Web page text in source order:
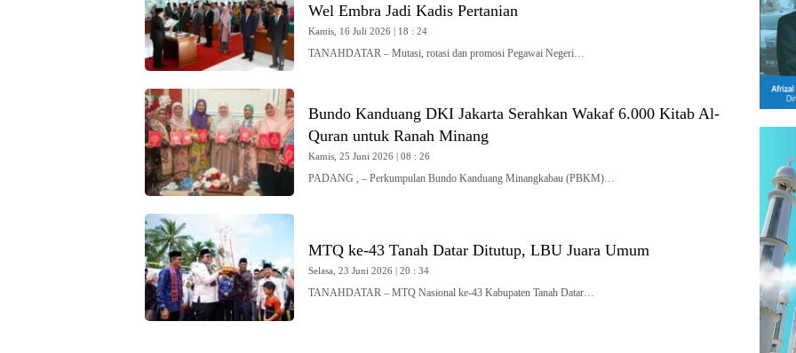
Wel Embra Jadi Kadis Pertanian
Kamis, 16 Juli 2026 | 18 : 24
TANAHDATAR – Mutasi, rotasi dan promosi Pegawai Negeri…
Bundo Kanduang DKI Jakarta Serahkan Wakaf 6.000 Kitab Al-
Quran untuk Ranah Minang
Kamis, 25 Juni 2026 | 08 : 26
PADANG , – Perkumpulan Bundo Kanduang Minangkabau (PBKM)…
MTQ ke-43 Tanah Datar Ditutup, LBU Juara Umum
Selasa, 23 Juni 2026 | 20 : 34
TANAHDATAR – MTQ Nasional ke-43 Kabupaten Tanah Datar…